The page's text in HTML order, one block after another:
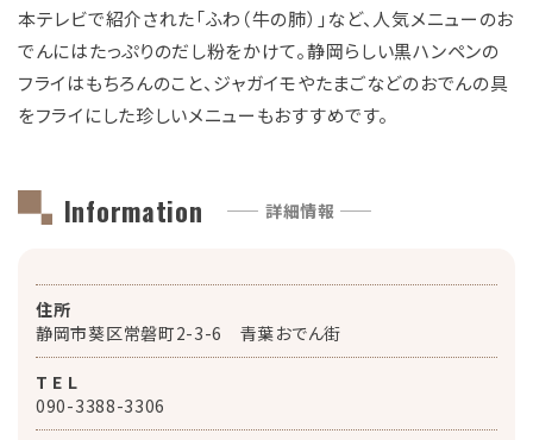
本テレビで紹介された「ふわ（牛の肺）」など、人気メニューのお
でんにはたっぷりのだし粉をかけて。静岡らしい黒ハンペンの
フライはもちろんのこと、ジャガイモやたまごなどのおでんの具
をフライにした珍しいメニューもおすすめです。
Information —— 詳細情報 ——
住所
静岡市葵区常磐町2-3-6 青葉おでん街
T E L
090-3388-3306